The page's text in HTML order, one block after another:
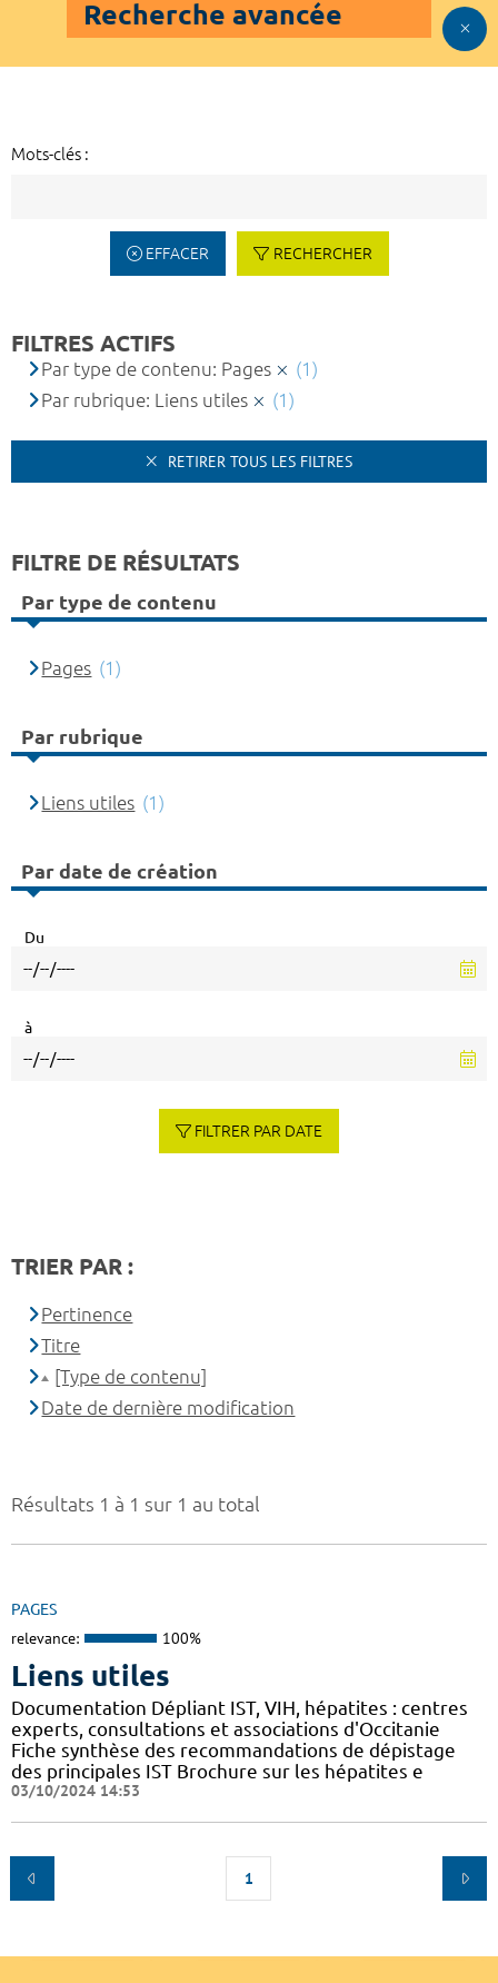
Recherche avancée
Mots-clés :
EFFACER RECHERCHER
Résultats 1 à 1 sur 1 au total
PAGES
relevance: 100%
Liens utiles
Documentation Dépliant IST, VIH, hépatites : centres
experts, consultations et associations d'Occitanie
Fiche synthèse des recommandations de dépistage
des principales IST Brochure sur les hépatites e
03/10/2024 14:53
1
FILTRES ACTIFS
Par type de contenu: Pages
(1)
Par rubrique: Liens utiles
(1)
RETIRER TOUS LES FILTRES
FILTRE DE RÉSULTATS
Par type de contenu
Pages (1)
Par rubrique
Liens utiles (1)
Par date de création
Du
à
FILTRER PAR DATE
TRIER PAR :
Pertinence
Titre
[Type de contenu]
Date de dernière modification